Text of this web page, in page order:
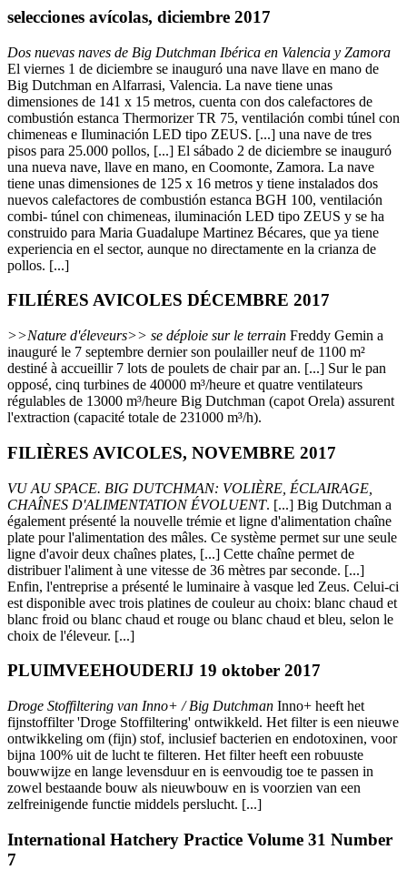
selecciones avícolas, diciembre 2017
Dos nuevas naves de Big Dutchman Ibérica en Valencia y Zamora
El viernes 1 de diciembre se inauguró una nave llave en mano de
Big Dutchman en Alfarrasi, Valencia. La nave tiene unas
dimensiones de 141 x 15 metros, cuenta con dos calefactores de
combustión estanca Thermorizer TR 75, ventilación combi túnel con
chimeneas e Iluminación LED tipo ZEUS. [...] una nave de tres
pisos para 25.000 pollos, [...] El sábado 2 de diciembre se inauguró
una nueva nave, llave en mano, en Coomonte, Zamora. La nave
tiene unas dimensiones de 125 x 16 metros y tiene instalados dos
nuevos calefactores de combustión estanca BGH 100, ventilación
combi- túnel con chimeneas, iluminación LED tipo ZEUS y se ha
construido para Maria Guadalupe Martinez Bécares, que ya tiene
experiencia en el sector, aunque no directamente en la crianza de
pollos. [...]
FILIÉRES AVICOLES DÉCEMBRE 2017
>>Nature d'éleveurs>> se déploie sur le terrain Freddy Gemin a
inauguré le 7 septembre dernier son poulailler neuf de 1100 m²
destiné à accueillir 7 lots de poulets de chair par an. [...] Sur le pan
opposé, cinq turbines de 40000 m³/heure et quatre ventilateurs
régulables de 13000 m³/heure Big Dutchman (capot Orela) assurent
l'extraction (capacité totale de 231000 m³/h).
FILIÈRES AVICOLES, NOVEMBRE 2017
VU AU SPACE. BIG DUTCHMAN: VOLIÈRE, ÉCLAIRAGE,
CHAÎNES D'ALIMENTATION ÉVOLUENT. [...] Big Dutchman a
également présenté la nouvelle trémie et ligne d'alimentation chaîne
plate pour l'alimentation des mâles. Ce système permet sur une seule
ligne d'avoir deux chaînes plates, [...] Cette chaîne permet de
distribuer l'aliment à une vitesse de 36 mètres par seconde. [...]
Enfin, l'entreprise a présenté le luminaire à vasque led Zeus. Celui-ci
est disponible avec trois platines de couleur au choix: blanc chaud et
blanc froid ou blanc chaud et rouge ou blanc chaud et bleu, selon le
choix de l'éleveur. [...]
PLUIMVEEHOUDERIJ 19 oktober 2017
Droge Stoffiltering van Inno+ / Big Dutchman Inno+ heeft het
fijnstoffilter 'Droge Stoffiltering' ontwikkeld. Het filter is een nieuwe
ontwikkeling om (fijn) stof, inclusief bacterien en endotoxinen, voor
bijna 100% uit de lucht te filteren. Het filter heeft een robuuste
bouwwijze en lange levensduur en is eenvoudig toe te passen in
zowel bestaande bouw als nieuwbouw en is voorzien van een
zelfreinigende functie middels perslucht. [...]
International Hatchery Practice Volume 31 Number
7